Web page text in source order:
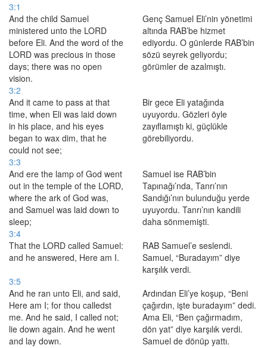
3:1
And the child Samuel
ministered unto the LORD
before Eli. And the word of the
LORD was precious in those
days; there was no open
vision.
Genç Samuel Eli’nin yönetimi
altında RAB’be hizmet
ediyordu. O günlerde RAB’bin
sözü seyrek geliyordu;
görümler de azalmıştı.
3:2
And it came to pass at that
time, when Eli was laid down
in his place, and his eyes
began to wax dim, that he
could not see;
Bir gece Eli yatağında
uyuyordu. Gözleri öyle
zayıflamıştı ki, güçlükle
görebiliyordu.
3:3
And ere the lamp of God went
out in the temple of the LORD,
where the ark of God was,
and Samuel was laid down to
sleep;
Samuel ise RAB’bin
Tapınağı’nda, Tanrı’nın
Sandığı’nın bulunduğu yerde
uyuyordu. Tanrı’nın kandili
daha sönmemişti.
3:4
That the LORD called Samuel:
and he answered, Here am I.
RAB Samuel’e seslendi.
Samuel, “Buradayım” diye
karşılık verdi.
3:5
And he ran unto Eli, and said,
Here am I; for thou calledst
me. And he said, I called not;
lie down again. And he went
and lay down.
Ardından Eli’ye koşup, “Beni
çağırdın, işte buradayım” dedi.
Ama Eli, “Ben çağırmadım,
dön yat” diye karşılık verdi.
Samuel de dönüp yattı.